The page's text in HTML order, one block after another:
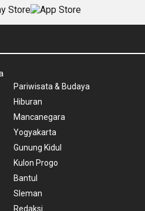
Pariwisata & Budaya
Hiburan
Mancanegara
Yogyakarta
Gunung Kidul
Kulon Progo
Bantul
Sleman
Redaksi